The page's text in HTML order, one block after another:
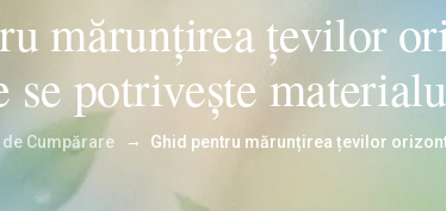
mărunțirea țevilor
se potrivește
Cumpărare → Ghid pentru mărunțirea țevilor